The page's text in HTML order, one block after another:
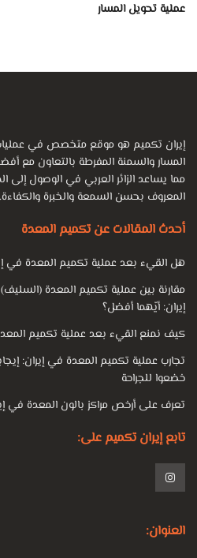
عملية تحويل المسار
إيران تكميم هو موقع متخصص في
المسار والسمنة المفرطة بالتعاون مع
مما يساعد الزائر العربي في الوصول إلى
المعروف بحسن السمعة والخبرة والكفاءة.
أحدث المقالات عن تكميم المعدة
هل القيء بعد عملية تكميم المعدة في
مقارنة بين عملية تكميم المعدة
إيران: أيّهما أفضل؟
كيف نمنع القيء بعد عملية تكميم
تجارب عملية تكميم المعدة في إيران:
خضعوا للجراحة
تعرف على أرخص مراكز بالون المعدة في
تابع إيران تكميم على:
العنوان: